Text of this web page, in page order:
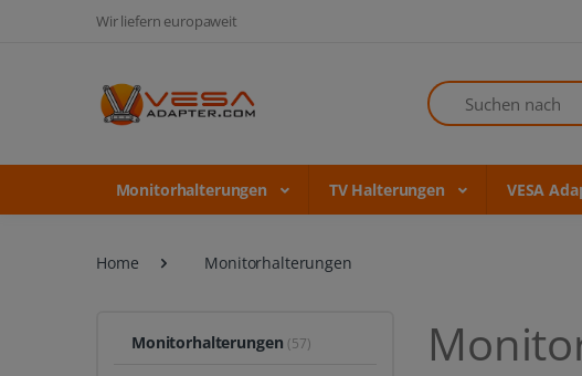
Wir liefern europaweit
Suchen
Monitorhalterungen TV Halterungen VESA
Home Monitorhalterungen
Monitorhalterungen (57)